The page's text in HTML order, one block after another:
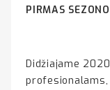
PIRMAS
Didžiajame
profesionalams,